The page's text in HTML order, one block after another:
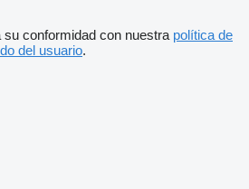
conformidad con nuestra política de
del usuario.